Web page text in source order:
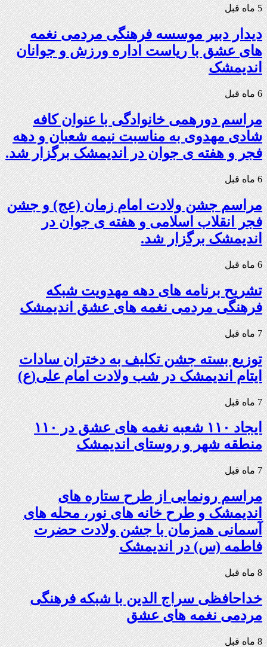
5 ماه قبل
دیدار دبیر موسسه فرهنگی مردمی نغمه
های عشق با ریاست اداره ورزش و جوانان
اندیمشک
6 ماه قبل
مراسم دورهمی خانوادگی با عنوان کافه
شادی مهدوی به مناسبت نیمه شعبان و دهه
فجر و هفته ی جوان در اندیمشک برگزار شد.
6 ماه قبل
مراسم جشن ولادت امام زمان (عج) و جشن
فجر انقلاب اسلامی و هفته ی جوان در
اندیمشک برگزار شد.
6 ماه قبل
تشریح برنامه های دهه مهدویت شبکه
فرهنگی مردمی نغمه های عشق اندیمشک
7 ماه قبل
توزیع بسته جشن تکلیف به دختران سادات
ایتام اندیمشک در شب ولادت امام علی(ع)
7 ماه قبل
ایجاد ۱۱۰ شعبه نغمه های عشق در ۱۱۰
منطقه شهر و روستای اندیمشک
7 ماه قبل
مراسم رونمایی از طرح ستاره های
اندیمشک و طرح خانه های نور، محله های
آسمانی همزمان با جشن ولادت حضرت
فاطمه (س) در اندیمشک
8 ماه قبل
خداحافظی سراج الدین با شبکه فرهنگی
مردمی نغمه های عشق
8 ماه قبل